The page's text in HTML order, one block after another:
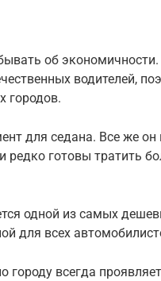
об
водителей,
городов.
для седана. Все же он
готовы тратить
одной из самых
для всех
всегда